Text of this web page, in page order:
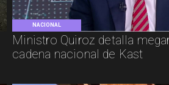
NACIONAL
Ministro Quiroz detalla
cadena nacional de Kast